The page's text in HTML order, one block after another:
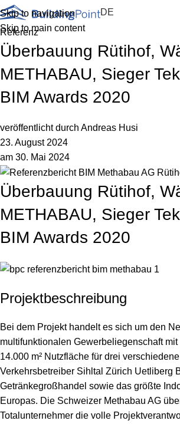
Skip to navigation
Skip to main content
DE
Referenz
Überbauung Rütihof,
METHABAU, Sieger
BIM Awards 2020
veröffentlicht durch Andreas Husi
23. August 2024
am 30. Mai 2024
Überbauung Rütihof,
METHABAU, Sieger
BIM Awards 2020
Projektbeschreibung
Bei dem Projekt handelt es sich um den
multifunktionalen Gewerbeliegenschaft mit
14.000 m² Nutzfläche für drei
Verkehrsbetreiber Sihltal Zürich Uetliberg
Getränkegroßhandel sowie das größte
Europas. Die Schweizer Methabau AG
Totalunternehmer die volle